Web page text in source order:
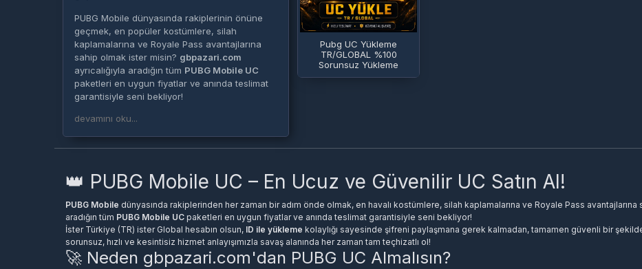
PUBG Mobile dünyasında rakiplerinin önüne
geçmek, en popüler kostümlere, silah
kaplamalarına ve Royale Pass avantajlarına
sahip olmak ister misin? gbpazari.com
ayrıcalığıyla aradığın tüm PUBG Mobile UC
paketleri en uygun fiyatlar ve anında teslimat
garantisiyle seni bekliyor!
Sitemiz üzerinden yapacağın yüklemelerde
Oyuncu ID (şifresiz yükleme)kolaylığı
Türkiye (TR) veya Global hesabına UC aktarımı
gerçekleştirebilirsin. %100 sorunsuz, hızlı ve
her zaman tam teçhizatlı ol!
⭐ Neden Bizi Tercih
Etmelisin?
devamını oku...
Pubg UC Yükleme
TR/GLOBAL %100
Sorunsuz Yükleme
👑 PUBG Mobile UC – En Ucuz ve Güvenilir UC Satın Al!
PUBG Mobile dünyasında rakiplerinden her zaman bir adım önde olmak, en havalı kostümlere, silah kaplamalarına ve Royale Pass
aradığın tüm PUBG Mobile UC paketleri en uygun fiyatlar ve anında teslimat garantisiyle seni bekliyor!
İster Türkiye (TR) ister Global hesabın olsun, ID ile yükleme kolaylığı sayesinde şifreni paylaşmana gerek kalmadan, tamamen güvenli bir
sorunsuz, hızlı ve kesintisiz hizmet anlayışımızla savaş alanında her zaman tam teçhizatlı ol!
🚀 Neden gbpazari.com'dan PUBG UC Almalısın?